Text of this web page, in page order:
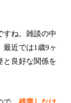
すね。雑談の中
最近では1歳9ヶ
と良好な関係を